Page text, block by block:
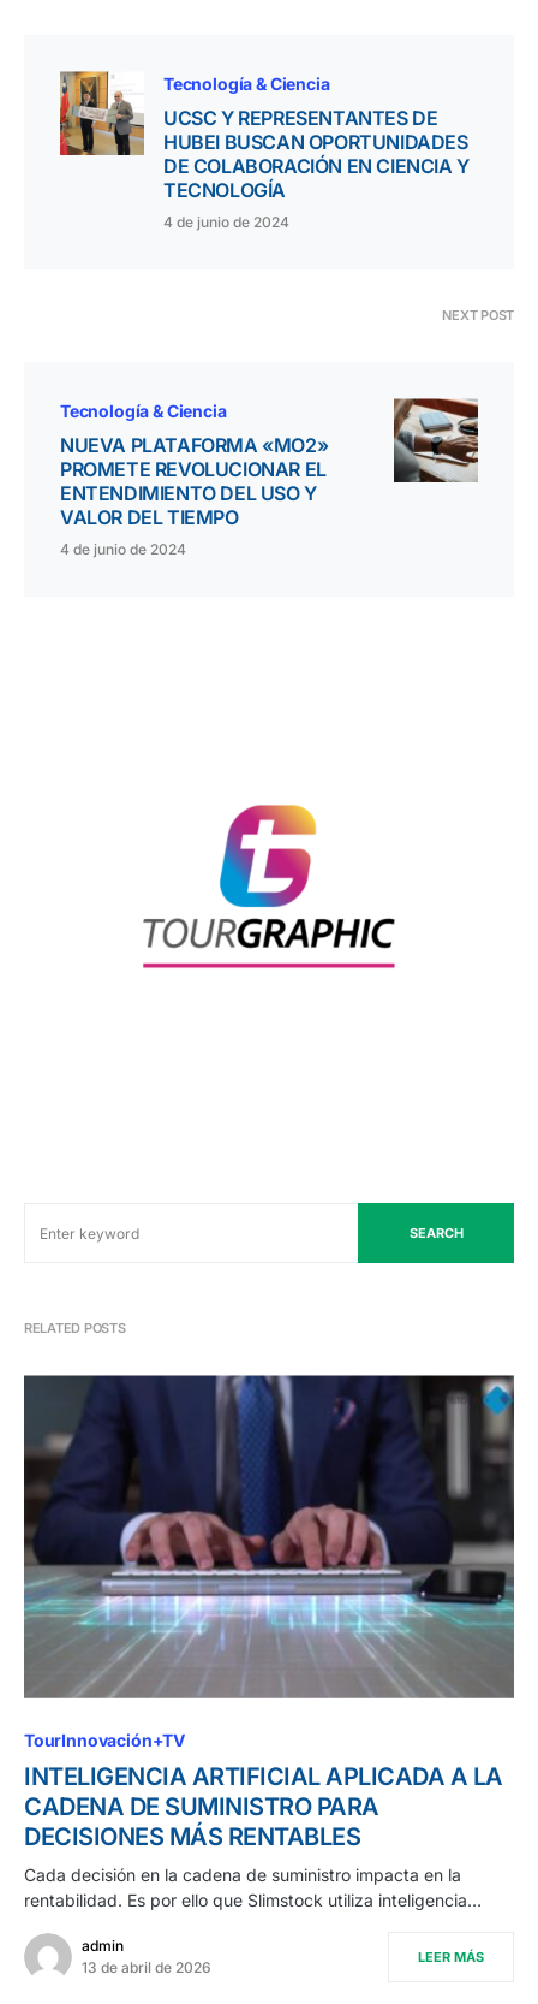
Tecnología & Ciencia
UCSC Y REPRESENTANTES DE
HUBEI BUSCAN OPORTUNIDADES
DE COLABORACIÓN EN CIENCIA Y
TECNOLOGÍA
4 de junio de 2024
NEXT POST
Tecnología & Ciencia
NUEVA PLATAFORMA «MO2»
PROMETE REVOLUCIONAR EL
ENTENDIMIENTO DEL USO Y
VALOR DEL TIEMPO
4 de junio de 2024
SEARCH
RELATED POSTS
TourInnovación+TV
INTELIGENCIA ARTIFICIAL APLICADA A LA
CADENA DE SUMINISTRO PARA
DECISIONES MÁS RENTABLES
Cada decisión en la cadena de suministro impacta en la
rentabilidad. Es por ello que Slimstock utiliza inteligencia…
admin
13 de abril de 2026
LEER MÁS